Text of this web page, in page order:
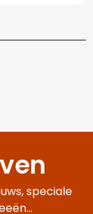
speciale